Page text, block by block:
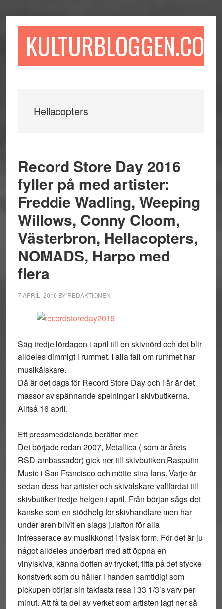
till
till
sidofältet
till
KULTURBLOGGEN.COM
Hellacopters
Record Store Day 2016
fyller på med artister:
Freddie Wadling, Weeping
Willows, Conny Cloom,
Västerbron, Hellacopters,
NOMADS, Harpo med
flera
7 APRIL, 2016 BY REDAKTIONEN
Säg tredje lördagen i april till en skivnörd och det blir
alldeles dimmigt i rummet. I alla fall om rummet har
musikälskare.
Då är det dags för Record Store Day och i år är det
massor av spännande spelningar i skivbutikerna.
Alltså 16 april.
Ett pressmeddelande berättar mer:
Det började redan 2007, Metallica ( som är årets
RSD-ambassadör) gick ner till skivbutiken Rasputin
Music i San Francisco och mötte sina fans. Varje år
sedan dess har artister och skivälskare vallfärdat till
skivbutiker tredje helgen i april. Från början sågs det
kanske som en stödhelg för skivhandlare men har
under åren blivit en slags julafton för alla
intresserade av musikkonst i fysisk form. För det är ju
något alldeles underbart med att öppna en
vinylskiva, känna doften av trycket, titta på det stycke
konstverk som du håller i handen samtidigt som
pickupen börjar sin takfasta resa i 33 1/3’s varv per
minut. Att få ta del av verket som artisten lagt ner så